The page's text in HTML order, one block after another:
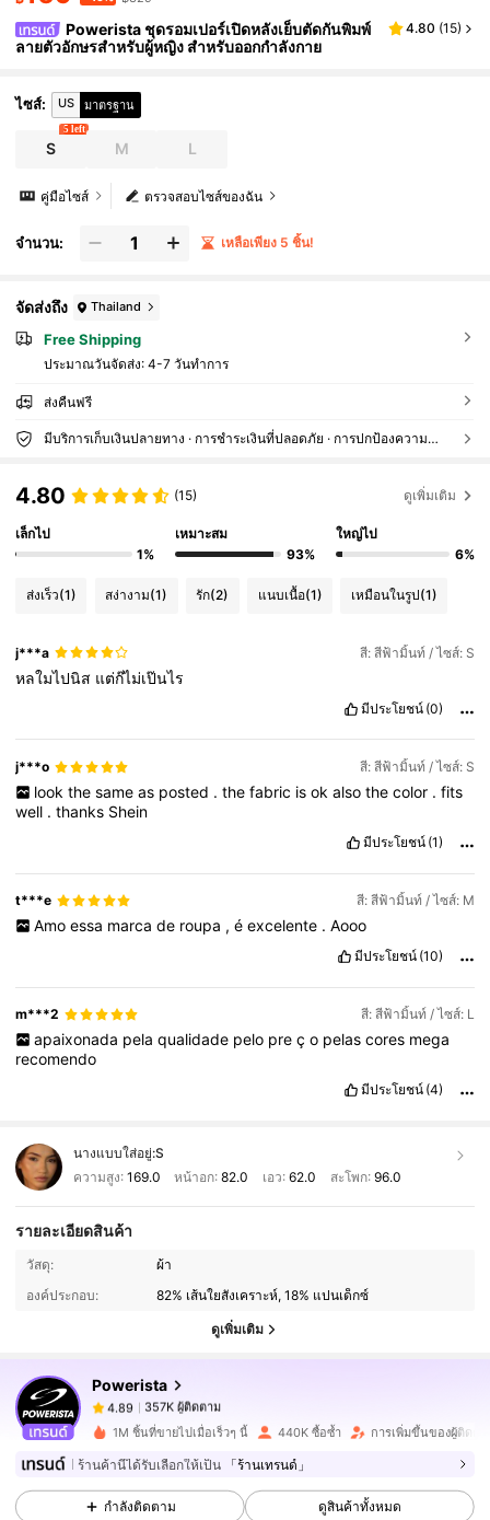
Powerista ชุดรอมเปอร์เปิดหลังเย็บตัดกันพิมพ์
ลายตัวอักษรสำหรับผู้หญิง สำหรับออกกำลังกาย
4.80 (15)
ไซส์: US มาตรฐาน
S
5 left
M L
ตรวจสอบไซส์ของฉัน
คู่มือไซส์
จำนวน: เหลือเพียง 5 ชิ้น!
จัดส่งถึง Thailand
Free Shipping
ประมาณวันจัดส่ง: 4-7 วันทำการ
ส่งคืนฟรี
มีบริการเก็บเงินปลายทาง · การชำระเงินที่ปลอดภัย · การปกป้องความเป็นส่วนตัว
4.80 (15) ดูเพิ่มเติม
เล็กไป
1%
เหมาะสม
93%
ใหญ่ไป
6%
ส่งเร็ว(1) สง่างาม(1) รัก(2) แนบเนื้อ(1) เหมือนในรูป(1)
j***a สี: สีฟ้ามิ้นท์ / ไซส์: S
หลใมไปนิส แต่ก๊ไม่เป๊นไร
มีประโยชน์ (0)
j***o สี: สีฟ้ามิ้นท์ / ไซส์: S
look the same as posted . the fabric is ok also the color . fits
well .thanks Shein
มีประโยชน์ (1)
t***e สี: สีฟ้ามิ้นท์ / ไซส์: M
Amo essa marca de roupa , é excelente . Aooo
มีประโยชน์ (10)
m***2 สี: สีฟ้ามิ้นท์ / ไซส์: L
apaixonada pela qualidade pelo pre ç o pelas cores mega
recomendo
มีประโยชน์ (4)
นางแบบใส่อยู่:S
ความสูง: 169.0 หน้าอก:82.0 เอว: 62.0 สะโพก: 96.0
รายละเอียดสินค้า
วัสดุ:
ผ้า
องค์ประกอบ:
82% เส้นใยสังเคราะห์, 18% แปนเด็กซ์
ดูเพิ่มเติม
Powerista
357K ผู้ติดตาม
357K ผู้ติดตาม
4.89
357K ผู้ติดตาม
r***lจ่าย 1 วันที่ผ่านมา
1M ชิ้นที่ขายไปเมื่อเร็วๆ นี้ 440K ซื้อซ้ำ การเพิ่มขึ้นของผู้ติดตา
ร้านค้านี้ได้รับเลือกให้เป็น 「ร้านเทรนด์」
กำลังติดตาม ดูสินค้าทั้งหมด